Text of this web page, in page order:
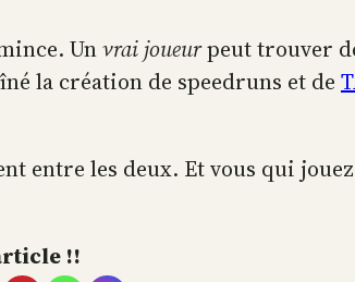
Unvrai joueurpeut trouver
la création de speedruns et de
entre les deux. Et vous qui
!!